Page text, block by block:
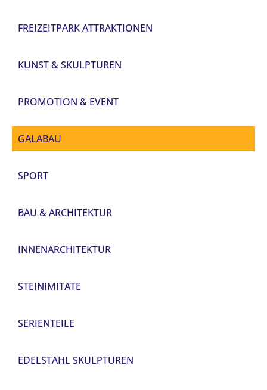
FREIZEITPARK ATTRAKTIONEN
KUNST & SKULPTUREN
PROMOTION & EVENT
GALABAU
SPORT
BAU & ARCHITEKTUR
INNENARCHITEKTUR
STEINIMITATE
SERIENTEILE
EDELSTAHL SKULPTUREN